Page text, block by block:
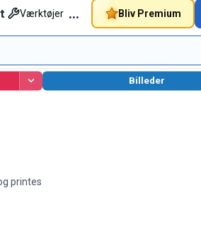
Værktøjer … Bliv Premium
Billeder
printes